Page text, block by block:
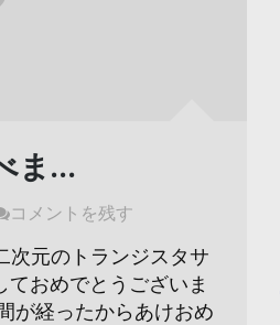
ま…
コメントを残す
次元のトランジスタサ
ておめでとうございま
が経ったからあけおめ